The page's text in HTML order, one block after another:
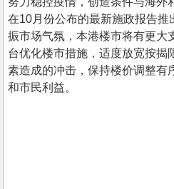
在10月份公布的最新施政报告推
振市场气氛，本港楼市将有更大
台优化楼市措施，适度放宽按揭
素造成的冲击，保持楼价调整有
和市民利益。